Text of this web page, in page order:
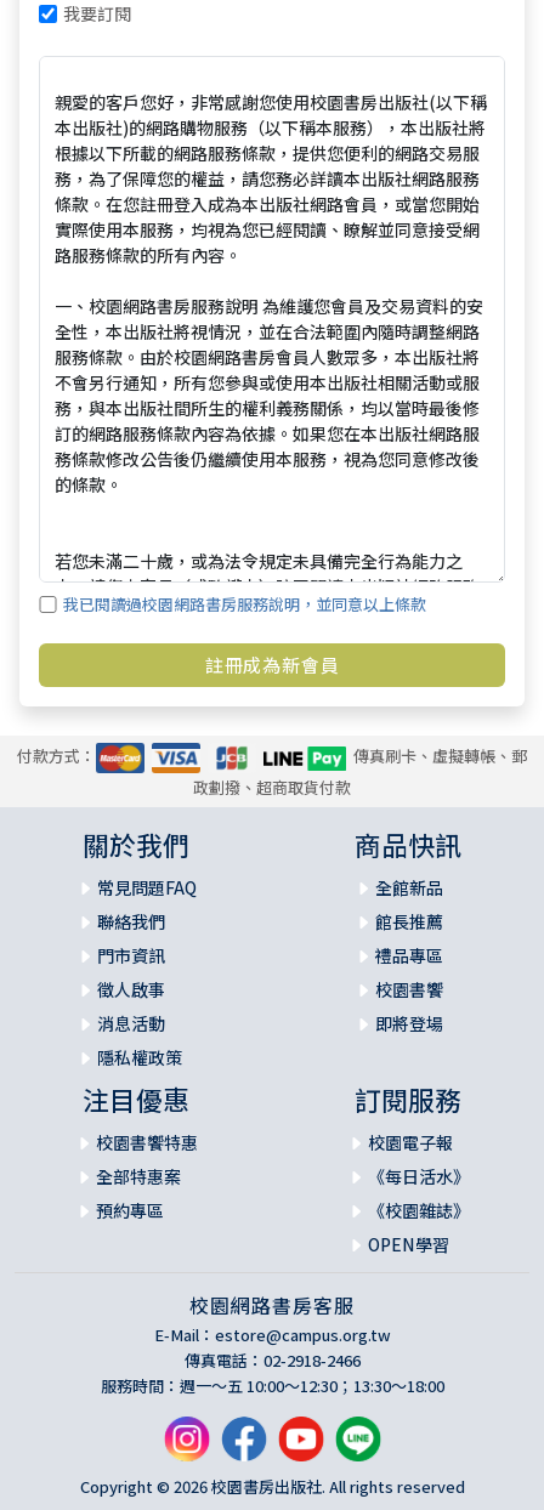
我要訂閱
我已閱讀過校園網路書房服務說明，並同意以上條款
付款方式：
傳真刷卡、虛擬轉帳、郵
政劃撥、超商取貨付款
關於我們
常見問題FAQ
聯絡我們
門市資訊
徵人啟事
消息活動
隱私權政策
商品快訊
全館新品
館長推薦
禮品專區
校園書饗
即將登場
注目優惠
校園書饗特惠
全部特惠案
預約專區
訂閱服務
校園電子報
《每日活水》
《校園雜誌》
OPEN學習
校園網路書房客服
E-Mail： estore@campus.org.tw
傳真電話：02-2918-2466
服務時間：週一～五 10:00～12:30；13:30～18:00
Copyright © 2026 校園書房出版社. All rights reserved